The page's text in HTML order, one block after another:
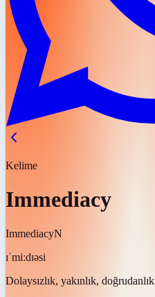
Kelime
Immediacy
ImmediacyN
ɪˈmiːdɪəsi
Dolaysızlık, yakınlık, doğrudanlık